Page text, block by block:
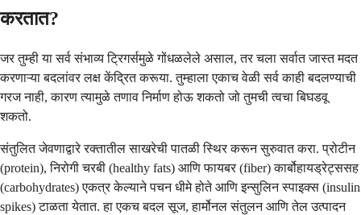
करतात?
जर तुम्ही या सर्व संभाव्य ट्रिगर्समुळे गोंधळलेले असाल, तर चला सर्वात जास्त मदत
करणाऱ्या बदलांवर लक्ष केंद्रित करूया. तुम्हाला एकाच वेळी सर्व काही बदलण्याची
गरज नाही, कारण त्यामुळे तणाव निर्माण होऊ शकतो जो तुमची त्वचा बिघडवू
शकतो.
संतुलित जेवणाद्वारे रक्तातील साखरेची पातळी स्थिर करून सुरुवात करा. प्रोटीन
(protein), निरोगी चरबी (healthy fats) आणि फायबर (fiber) कार्बोहायड्रेट्ससह
(carbohydrates) एकत्र केल्याने पचन धीमे होते आणि इन्सुलिन स्पाइक्स (insulin
spikes) टाळता येतात. हा एकच बदल सूज, हार्मोनल संतुलन आणि तेल उत्पादन